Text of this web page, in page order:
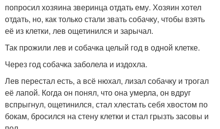
попросил хозяина зверинца отдать ему. Хозяин хотел
отдать, но, как только стали звать собачку, чтобы взять
её из клетки, лев ощетинился и зарычал.
Так прожили лев и собачка целый год в одной клетке.
Через год собачка заболела и издохла.
Лев перестал есть, а всё нюхал, лизал собачку и трогал
её лапой. Когда он понял, что она умерла, он вдруг
вспрыгнул, ощетинился, стал хлестать себя хвостом по
бокам, бросился на стену клетки и стал грызть засовы и